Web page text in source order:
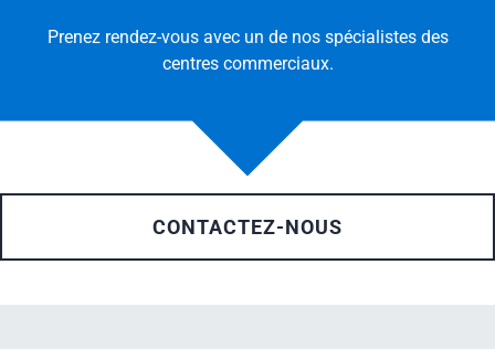
Prenez rendez-vous avec un de nos spécialistes des
centres commerciaux.
CONTACTEZ-NOUS